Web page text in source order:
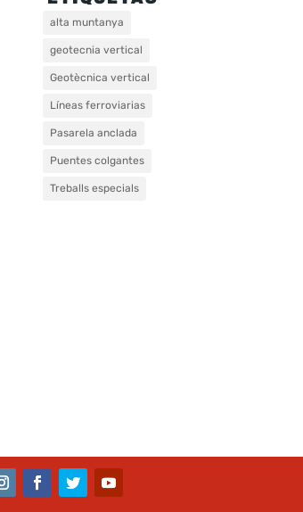
alta muntanya
geotecnia vertical
Geotècnica vertical
Líneas ferroviarias
Pasarela anclada
Puentes colgantes
Treballs especials